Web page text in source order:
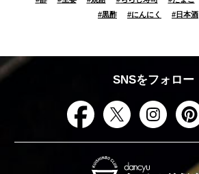
#黒酢 #にんにく #日本酒
SNSをフォロー